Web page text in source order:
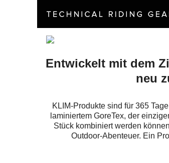
Entwickelt mit dem
neu
KLIM-Produkte sind für 365
laminiertem GoreTex, der
Stück kombiniert werden
Outdoor-Abenteuer. Ein